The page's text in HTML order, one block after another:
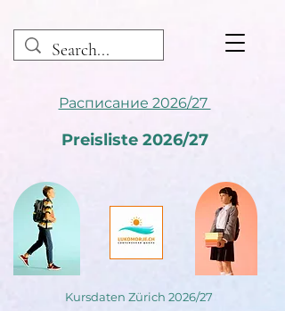
Расписание 2026/27
Preisliste 2026/27
Kursdaten Zürich 2026/27